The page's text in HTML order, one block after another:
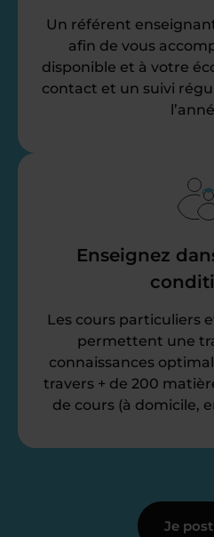
Un référent
afin de vous
disponible et à votre
contact et un suivi
Enseignez
Les cours particuliers
permettent une
connaissances
travers + de 200
de cours (à domicile,
Je